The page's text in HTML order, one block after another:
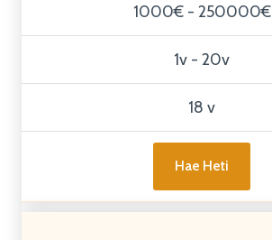
1000€ - 250000€
1v - 20v
18 v
Hae Heti